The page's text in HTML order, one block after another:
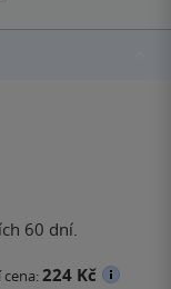
60 dní.
224 Kč